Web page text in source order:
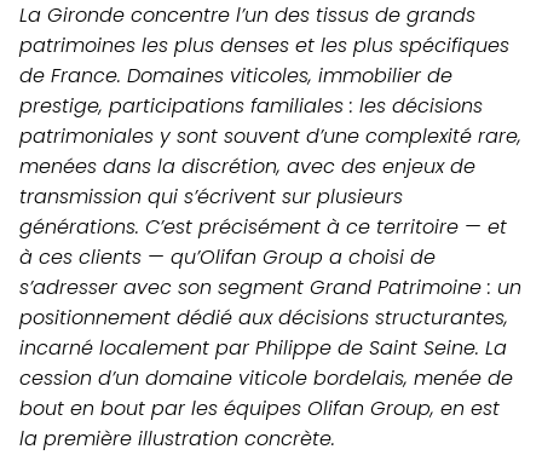
La Gironde concentre l’un des tissus de grands
patrimoines les plus denses et les plus spécifiques
de France. Domaines viticoles, immobilier de
prestige, participations familiales : les décisions
patrimoniales y sont souvent d’une complexité rare,
menées dans la discrétion, avec des enjeux de
transmission qui s’écrivent sur plusieurs
générations. C’est précisément à ce territoire — et
à ces clients — qu’Olifan Group a choisi de
s’adresser avec son segment Grand Patrimoine : un
positionnement dédié auxdécisions structurantes,
incarné localement par Philippe de Saint Seine. La
cession d’un domaine viticole bordelais, menée de
bout en bout par les équipes Olifan Group, en est
la première illustration concrète.